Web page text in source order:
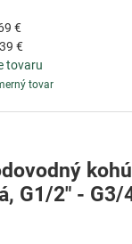
€
€
tovaru
tovar
G1/2" - G3/